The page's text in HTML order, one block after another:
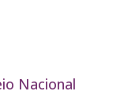
Nacional